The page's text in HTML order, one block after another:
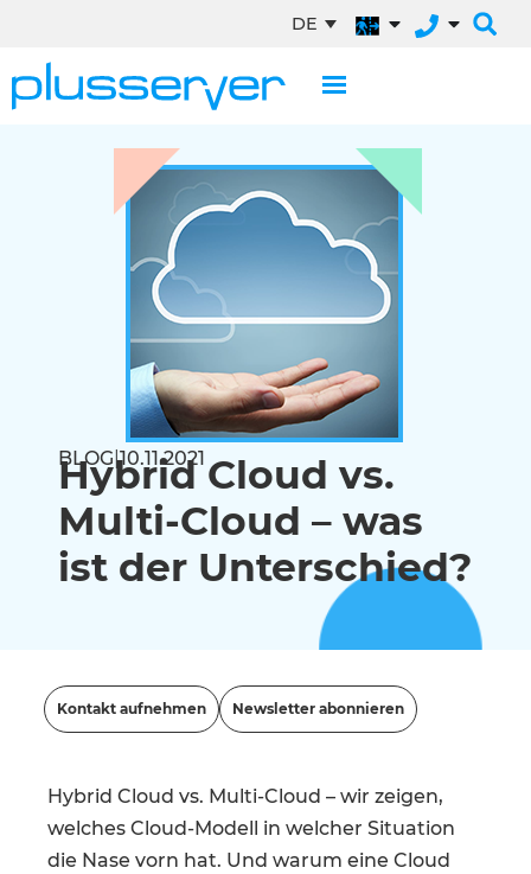
DE
BLOG |10.11.2021
Hybrid Cloud vs.
Multi-Cloud – was
ist der Unterschied?
Kontakt aufnehmen Newsletter abonnieren
Hybrid Cloud vs. Multi-Cloud – wir zeigen,
welches Cloud-Modell in welcher Situation
die Nase vorn hat. Und warum eine Cloud